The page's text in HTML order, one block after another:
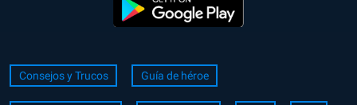
Consejos y Trucos Guía de héroe